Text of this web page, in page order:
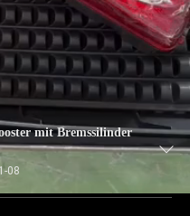
mit Bremssilinder
08